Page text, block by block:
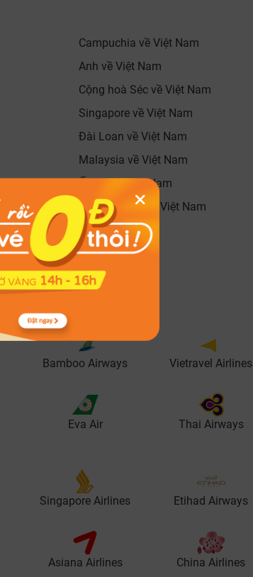
Campuchia về Việt Nam
Anh về Việt Nam
Cộng hoà Séc về Việt Nam
Singapore về Việt Nam
Đài Loan về Việt Nam
Malaysia về Việt Nam
Ấn Độ về Việt Nam
Tây Ban Nha về Việt Nam
Bamboo Airways Vietravel Airlines
Eva Air Thai Airways
Singapore Airlines Etihad Airways
Asiana Airlines China Airlines